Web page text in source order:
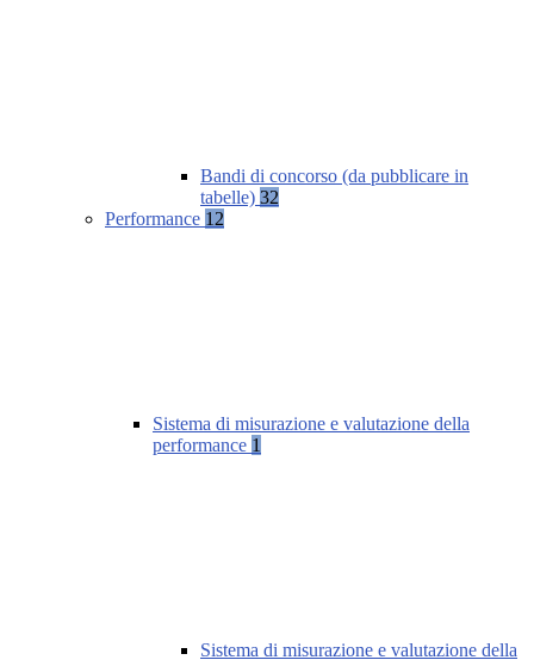
Bandi di concorso (da pubblicare in
tabelle) 32
Performance 12
Sistema di misurazione e valutazione della
performance 1
Sistema di misurazione e valutazione della